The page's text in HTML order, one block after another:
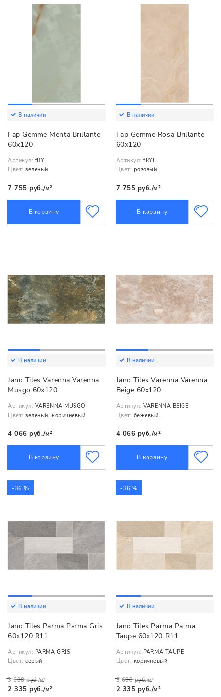
В наличии
Fap Gemme Menta Brillante
60х120
Артикул: fRYE
Цвет: зеленый
7 755 руб./м²
В корзину
В наличии
Fap Gemme Rosa Brillante
60х120
Артикул: fRYF
Цвет: розовый
7 755 руб./м²
В корзину
В наличии
Jano Tiles Varenna Varenna
Musgo 60х120
Артикул: VARENNA MUSGO
Цвет: зеленый, коричневый
4 066 руб./м²
В корзину
В наличии
Jano Tiles Varenna Varenna
Beige 60х120
Артикул: VARENNA BEIGE
Цвет: бежевый
4 066 руб./м²
В корзину
-36 %
В наличии
Jano Tiles Parma Parma Gris
60x120 R11
Артикул: PARMA GRIS
Цвет: серый
3 608 руб./м²
2 335 руб./м²
-36 %
В наличии
Jano Tiles Parma Parma
Taupe 60x120 R11
Артикул: PARMA TAUPE
Цвет: коричневый
3 608 руб./м²
2 335 руб./м²